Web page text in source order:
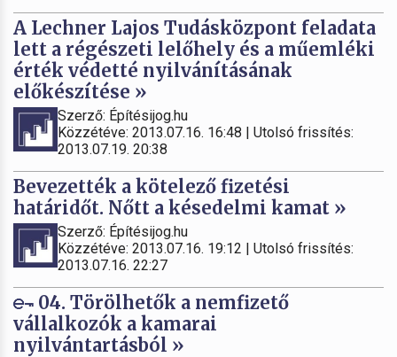
A Lechner Lajos Tudásközpont feladata
lett a régészeti lelőhely és a műemléki
érték védetté nyilvánításának
előkészítése »
Szerző: Építésijog.hu
Közzétéve: 2013.07.16. 16:48 | Utolsó frissítés:
2013.07.19. 20:38
Bevezették a kötelező fizetési
határidőt. Nőtt a késedelmi kamat »
Szerző: Építésijog.hu
Közzétéve: 2013.07.16. 19:12 | Utolsó frissítés:
2013.07.16. 22:27
04. Törölhetők a nemfizető
vállalkozók a kamarai
nyilvántartásból »